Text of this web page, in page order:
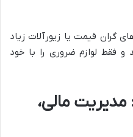
گران قیمت یا زیورآلات زیاد
فقط لوازم ضروری را با خود
مدیریت مالی،